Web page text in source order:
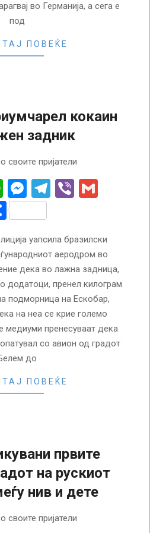
во Германија, а сега е
под
ПОВЕЌЕ
кокаин
задник
своите пријатели
WhatsApp
Messenger
Telegram
Viber
Share
уапсила бразилски
аеродром во
дека во лажна задница,
додатоци, пренел килограм
подморница на Ескобар,
на неа се крие големо
медиуми пренесуваат дека
со авион од градот
до
ПОВЕЌЕ
првите
на рускиот
нив и дете
своите пријатели